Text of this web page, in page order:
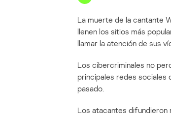
La muerte de la cantante
llenen los sitios más
llamar la atención de sus
Los cibercriminales no
principales redes sociales
pasado.
Los atacantes difundieron